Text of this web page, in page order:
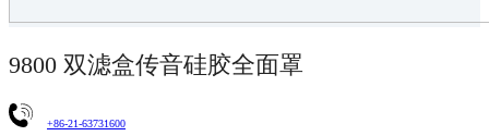
9800 双滤盒传音硅胶全面罩
+86-21-63731600